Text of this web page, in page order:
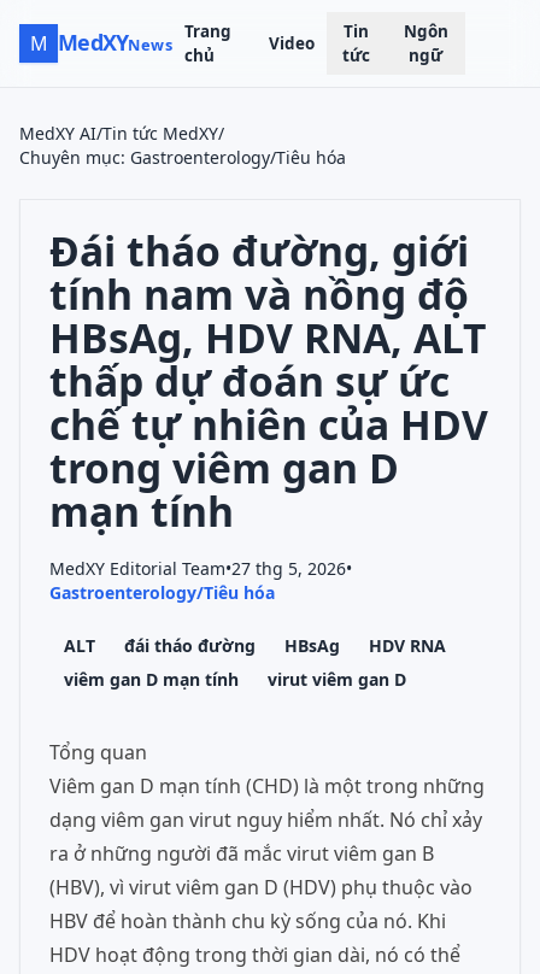
M MedXYNews
Trang
chủ
Video
Tin
tức
Ngôn
ngữ
MedXY AI/Tin tức MedXY/
Chuyên mục: Gastroenterology/Tiêu hóa
Đái tháo đường, giới
tính nam và nồng độ
HBsAg, HDV RNA, ALT
thấp dự đoán sự ức
chế tự nhiên của HDV
trong viêm gan D
mạn tính
MedXY Editorial Team•27 thg 5, 2026•
Gastroenterology/Tiêu hóa
ALT đái tháo đường HBsAg
HDV RNA
viêm gan D mạn tính
virut viêm gan D
Tổng quan
Viêm gan D mạn tính (CHD) là một trong những
dạng viêm gan virut nguy hiểm nhất. Nó chỉ xảy
ra ở những người đã mắc virut viêm gan B
(HBV), vì virut viêm gan D (HDV) phụ thuộc vào
HBV để hoàn thành chu kỳ sống của nó. Khi
HDV hoạt động trong thời gian dài, nó có thể